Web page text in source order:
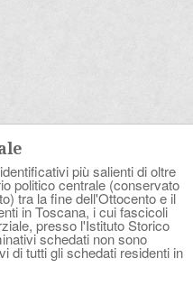
più salienti di oltre
politico centrale (conservato
tra la fine dell'Ottocento e il
in Toscana, i cui fascicoli
presso l'Istituto Storico
schedati non sono
di tutti gli schedati residenti in